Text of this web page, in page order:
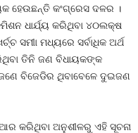
ହେଉଛନ୍ତି କଂଗ୍ରେସ ଦଳର ।
ଧାର୍ଯ୍ୟ କରିଥିବା ୪୦ଲକ୍ଷ
ସମୀା ମଧ୍ୟରେ ସର୍ବାଧିକ ଅର୍ଥ
ତିନି ଜଣ ବିଧାୟକଙ୍କ
ବିଜେଡିର ଥିବାବେଳେ ଦୁଇଜଣ
କରିଥିବା ଅନୁଶୀଳରୁ ଏହି ସୂଚନା